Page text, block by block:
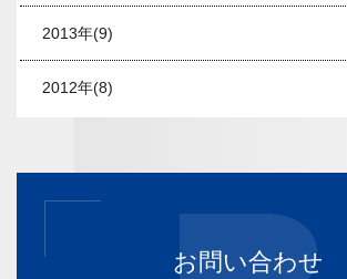
2013年(9)
2012年(8)
お問い合わせ